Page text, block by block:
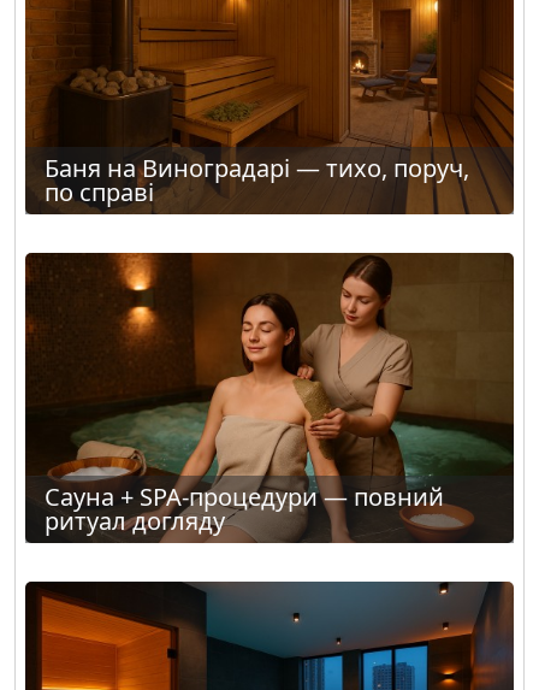
Баня на Виноградарі — тихо, поруч,
по справі
Сауна + SPA-процедури — повний
ритуал догляду